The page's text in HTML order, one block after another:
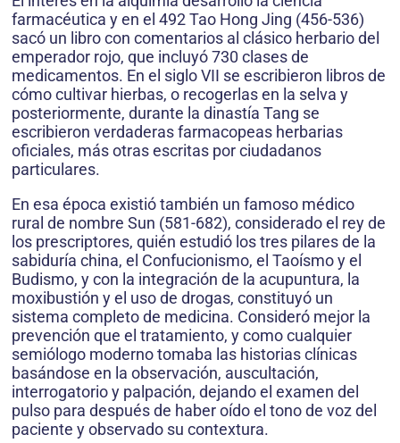
farmacéutica y en el 492 Tao Hong Jing (456-536)
sacó un libro con comentarios al clásico herbario del
emperador rojo, que incluyó 730 clases de
medicamentos. En el siglo VII se escribieron libros de
cómo cultivar hierbas, o recogerlas en la selva y
posteriormente, durante la dinastía Tang se
escribieron verdaderas farmacopeas herbarias
oficiales, más otras escritas por ciudadanos
particulares.
En esa época existió también un famoso médico
rural de nombre Sun (581-682), considerado el rey de
los prescriptores, quién estudió los tres pilares de la
sabiduría china, el Confucionismo, el Taoísmo y el
Budismo, y con la integración de la acupuntura, la
moxibustión y el uso de drogas, constituyó un
sistema completo de medicina. Consideró mejor la
prevención que el tratamiento, y como cualquier
semiólogo moderno tomaba las historias clínicas
basándose en la observación, auscultación,
interrogatorio y palpación, dejando el examen del
pulso para después de haber oído el tono de voz del
paciente y observado su contextura.